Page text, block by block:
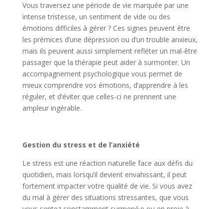
Vous traversez une période de vie marquée par une
intense tristesse, un sentiment de vide ou des
émotions difficiles à gérer ? Ces signes peuvent être
les prémices d’une dépression ou d’un trouble anxieux,
mais ils peuvent aussi simplement refléter un mal-être
passager que la thérapie peut aider à surmonter. Un
accompagnement psychologique vous permet de
mieux comprendre vos émotions, d’apprendre à les
réguler, et d’éviter que celles-ci ne prennent une
ampleur ingérable.
Gestion du stress et de l’anxiété
Le stress est une réaction naturelle face aux défis du
quotidien, mais lorsqu’il devient envahissant, il peut
fortement impacter votre qualité de vie. Si vous avez
du mal à gérer des situations stressantes, que vous